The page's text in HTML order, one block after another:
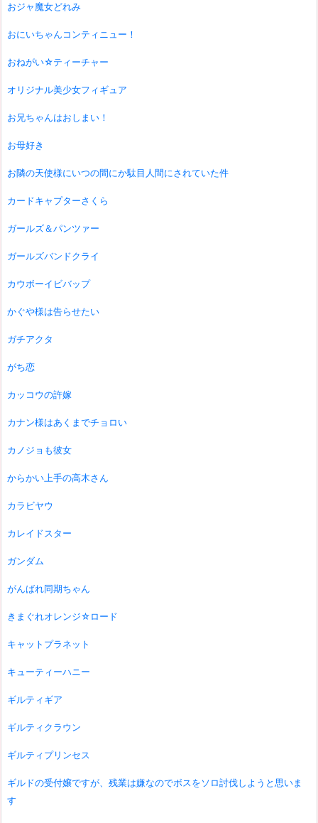
おジャ魔女どれみ
おにいちゃんコンティニュー！
おねがい☆ティーチャー
オリジナル美少女フィギュア
お兄ちゃんはおしまい！
お母好き
お隣の天使様にいつの間にか駄目人間にされていた件
カードキャプターさくら
ガールズ＆パンツァー
ガールズバンドクライ
カウボーイビバップ
かぐや様は告らせたい
ガチアクタ
がち恋
カッコウの許嫁
カナン様はあくまでチョロい
カノジョも彼女
からかい上手の高木さん
カラビヤウ
カレイドスター
ガンダム
がんばれ同期ちゃん
きまぐれオレンジ☆ロード
キャットプラネット
キューティーハニー
ギルティギア
ギルティクラウン
ギルティプリンセス
ギルドの受付嬢ですが、残業は嫌なのでボスをソロ討伐しようと思いま
す